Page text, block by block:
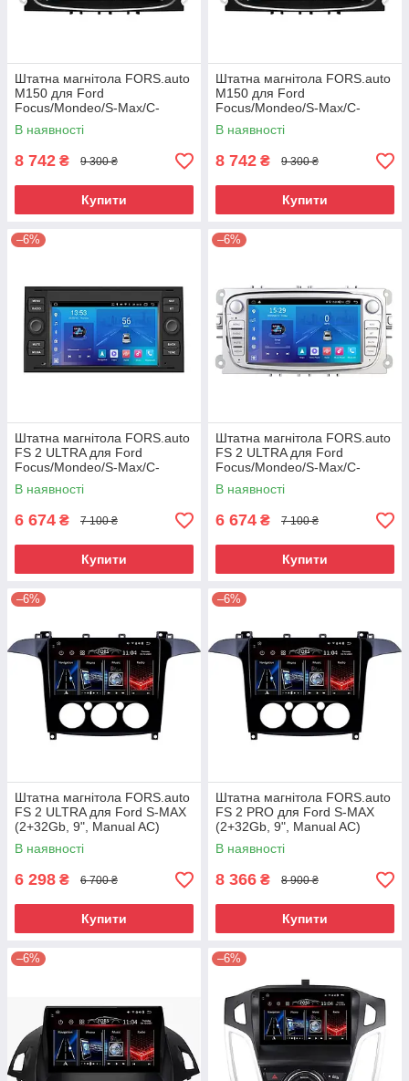
Штатна магнітола FORS.auto
M150 для Ford
Focus/Mondeo/S-Max/C-
Max/ford transit connect (7
inch, black)
В наявності
8 742 ₴ 9 300 ₴
Купити
Штатна магнітола FORS.auto
M150 для Ford
Focus/Mondeo/S-Max/C-
Max/Kuga/Fiesta/Fusion (7
inch, black)
В наявності
8 742 ₴ 9 300 ₴
Купити
–6%
Штатна магнітола FORS.auto
FS 2 ULTRA для Ford
Focus/Mondeo/S-Max/C-
Max/Kuga/Fiesta/Fusion
(2+32Gb, 7",
В наявності
6 674 ₴ 7 100 ₴
Купити
–6%
Штатна магнітола FORS.auto
FS 2 ULTRA для Ford
Focus/Mondeo/S-Max/C-
Max/Kuga/Fiesta/Fusion
(2+32Gb, 7",
В наявності
6 674 ₴ 7 100 ₴
Купити
–6%
Штатна магнітола FORS.auto
FS 2 ULTRA для Ford S-MAX
(2+32Gb, 9", Manual AC)
2006-2015
В наявності
6 298 ₴ 6 700 ₴
Купити
–6%
Штатна магнітола FORS.auto
FS 2 PRO для Ford S-MAX
(2+32Gb, 9", Manual AC)
2006-2015
В наявності
8 366 ₴ 8 900 ₴
Купити
–6% –6%